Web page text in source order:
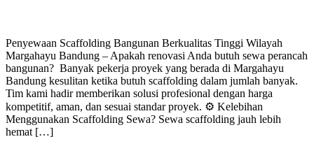
Penyewaan Scaffolding Bangunan Berkualitas Tinggi Wilayah
Margahayu Bandung – Apakah renovasi Anda butuh sewa perancah
bangunan? Banyak pekerja proyek yang berada di Margahayu
Bandung kesulitan ketika butuh scaffolding dalam jumlah banyak.
Tim kami hadir memberikan solusi profesional dengan harga
kompetitif, aman, dan sesuai standar proyek. ⚙️ Kelebihan
Menggunakan Scaffolding Sewa? Sewa scaffolding jauh lebih
hemat […]